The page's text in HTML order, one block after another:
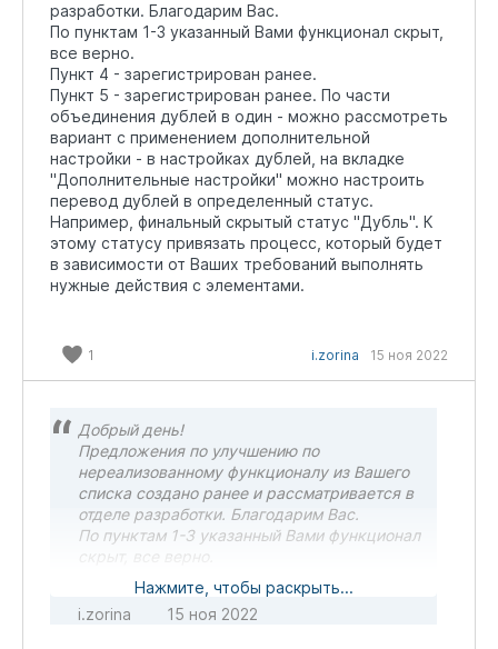
разработки. Благодарим Вас.
По пунктам 1-3 указанный Вами функционал скрыт,
все верно.
Пункт 4 - зарегистрирован ранее.
Пункт 5 - зарегистрирован ранее. По части
объединения дублей в один - можно рассмотреть
вариант с применением дополнительной
настройки - в настройках дублей, на вкладке
"Дополнительные настройки" можно настроить
перевод дублей в определенный статус.
Например, финальный скрытый статус "Дубль". К
этому статусу привязать процесс, который будет
в зависимости от Ваших требований выполнять
нужные действия с элементами.
1 i.zorina 15 ноя 2022
Добрый день!
Предложения по улучшению по
нереализованному функционалу из Вашего
списка создано ранее и рассматривается в
отделе разработки. Благодарим Вас.
По пунктам 1-3 указанный Вами функционал
скрыт, все верно.
Пункт 4 - зарегистрирован ранее.
Пункт 5 - зарегистрирован ранее. По части
объединения дублей в один - можно
Нажмите, чтобы раскрыть...
i.zorina
15 ноя 2022